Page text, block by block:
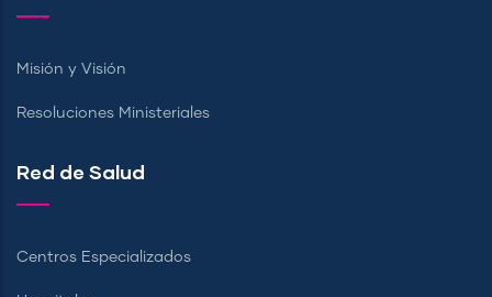
Misión y Visión
Resoluciones Ministeriales
Red de Salud
Centros Especializados